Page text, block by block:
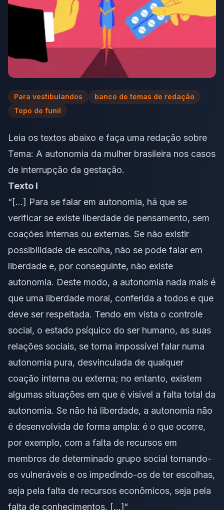
Para vestibulandos
banco de temas de redação
Topo de funil
Leia os textos abaixo e faça uma redação sobre
Tema: A autonomia da mulher brasileira nos casos
de interrupção da gestação.
Texto I
“[…] Para se falar em autonomia, há que se
verificar se existe liberdade de pensamento, sem
coações internas ou externas. Se não existir
possibilidade de escolha, não se pode falar em
liberdade e, por conseguinte, não existe
autonomia. Deste modo, a autonomia nada mais é
que uma liberdade moral, conferida a todos e que
deve ser respeitada. Tendo em vista o controle
social, o estado psíquico do ser humano, as suas
relações sociais, se torna impossível falar numa
autonomia pura, desvinculada de qualquer
coação interna ou externa; no entanto, existem
algumas situações em que é visível a falta total da
autonomia. Se não há liberdade, a autonomia não
é desenvolvida de forma ampla: é o que ocorre,
por exemplo, com a falta de recursos em
membros de determinado grupo social tornando-
os vulneráveis e os impedindo-os de ter escolhas,
seja pela falta de recursos econômicos, seja pela
falta de conhecimentos. […]“